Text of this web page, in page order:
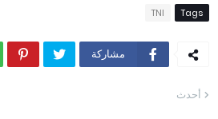
Tags
TNI
مشاركة
أحدث